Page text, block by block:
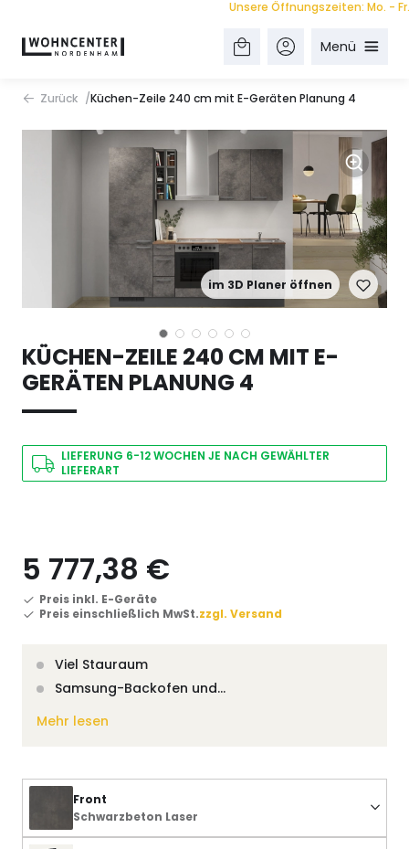
Unsere Öffnungszeiten: Mo. - Fr.
Menü
Zurück Küchen-Zeile 240 cm mit E-Geräten Planung 4
im 3D Planer öffnen
KÜCHEN-ZEILE 240 CM MIT E-
GERÄTEN PLANUNG 4
LIEFERUNG 6-12 WOCHEN JE NACH GEWÄHLTER
LIEFERART
5 777,38 €
Preis inkl. E-Geräte
Preis einschließlich MwSt.zzgl. Versand
Viel Stauraum
Samsung-Backofen und…
Mehr lesen
Front
Schwarzbeton Laser